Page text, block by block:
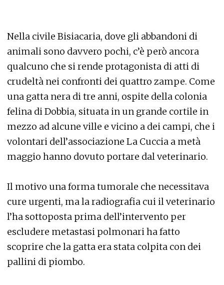
Nella civile Bisiacaria, dove gli abbandoni di
animali sono davvero pochi, c’è però ancora
qualcuno che si rende protagonista di atti di
crudeltà nei confronti dei quattro zampe. Come
una gatta nera di tre anni, ospite della colonia
felina di Dobbia, situata in un grande cortile in
mezzo ad alcune ville e vicino a dei campi, che i
volontari dell’associazione La Cuccia a metà
maggio hanno dovuto portare dal veterinario.
Il motivo una forma tumorale che necessitava
cure urgenti, ma la radiografia cui il veterinario
l’ha sottoposta prima dell’intervento per
escludere metastasi polmonari ha fatto
scoprire che la gatta era stata colpita con dei
pallini di piombo.